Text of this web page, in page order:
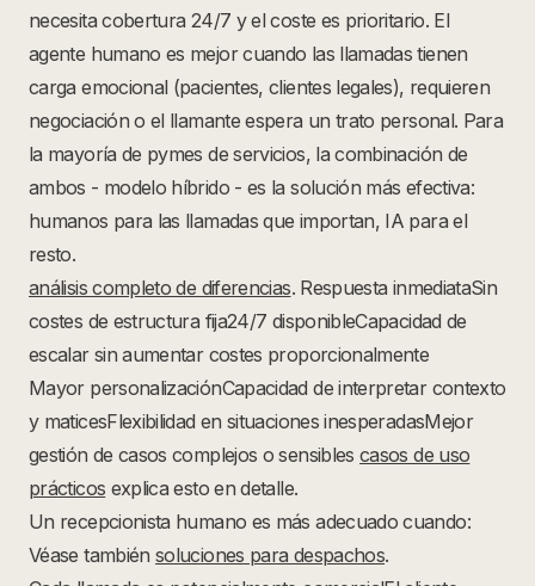
necesita cobertura 24/7 y el coste es prioritario. El
agente humano es mejor cuando las llamadas tienen
carga emocional (pacientes, clientes legales), requieren
negociación o el llamante espera un trato personal. Para
la mayoría de pymes de servicios, la combinación de
ambos - modelo híbrido - es la solución más efectiva:
humanos para las llamadas que importan, IA para el
resto.
análisis completo de diferencias. Respuesta inmediataSin
costes de estructura fija24/7 disponibleCapacidad de
escalar sin aumentar costes proporcionalmente
Mayor personalizaciónCapacidad de interpretar contexto
y maticesFlexibilidad en situaciones inesperadasMejor
gestión de casos complejos o sensiblescasos de uso
prácticos explica esto en detalle.
Un recepcionista humano es más adecuado cuando:
Véase tambiénsoluciones para despachos.